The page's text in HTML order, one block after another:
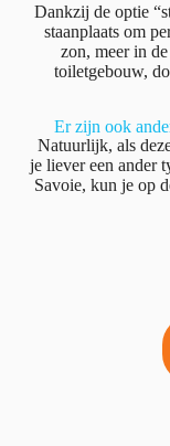
Dankzij de optie
staanplaats om
zon, meer in
toiletgebouw,
Er zijn ook
Natuurlijk, als
je liever een ander
Savoie, kun je op